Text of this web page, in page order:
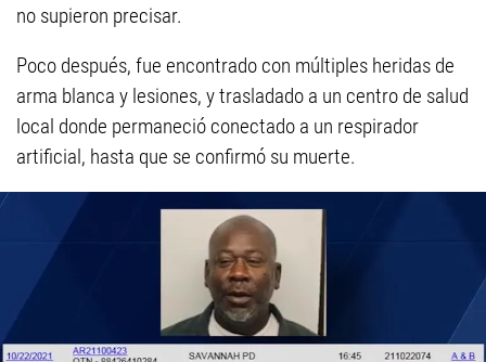
no supieron precisar.
Poco después, fue encontrado con múltiples heridas de
arma blanca y lesiones, y trasladado a un centro de salud
local donde permaneció conectado a un respirador
artificial, hasta que se confirmó su muerte.